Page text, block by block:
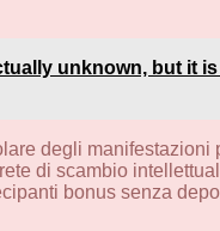
unknown, but it
degli
di scambio
bonus senza